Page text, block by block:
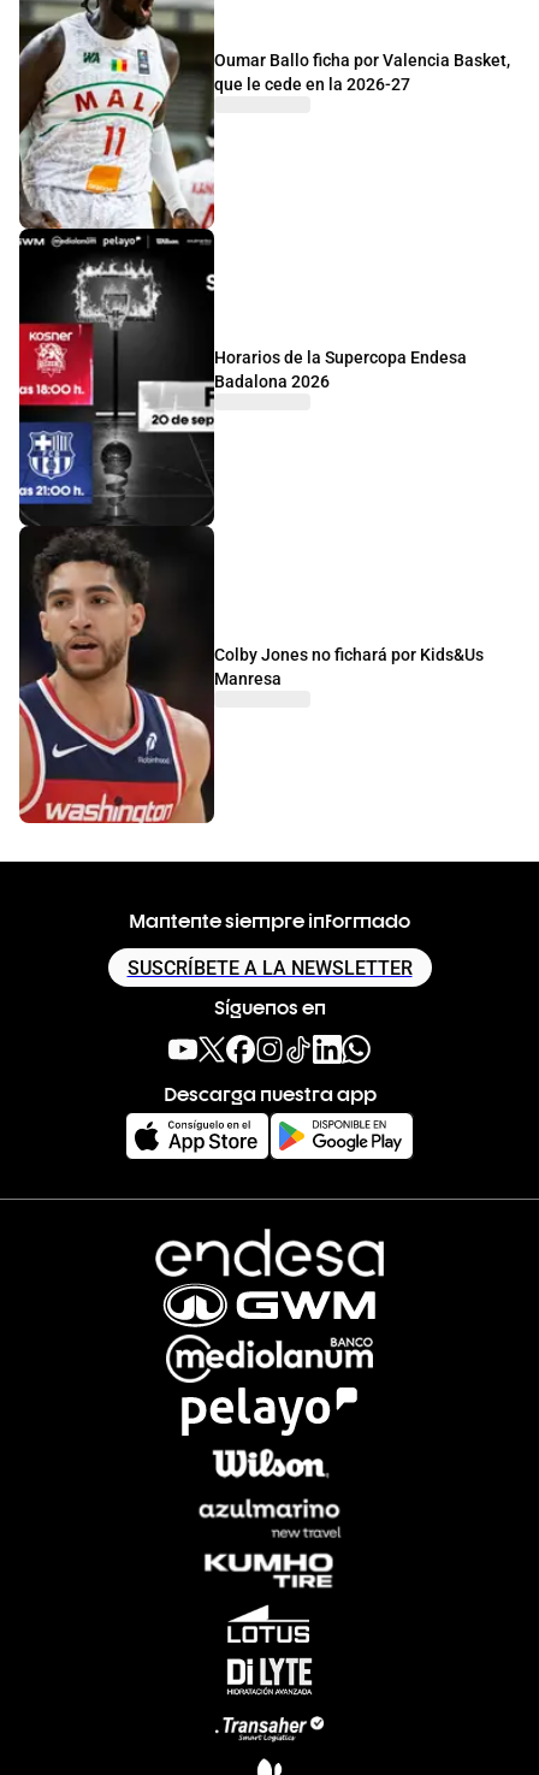
Oumar Ballo ficha por Valencia Basket,
que le cede en la 2026-27
Horarios de la Supercopa Endesa
Badalona 2026
Colby Jones no fichará por Kids&Us
Manresa
Mantente siempre informado
SUSCRÍBETE A LA NEWSLETTER
Síguenos en
Descarga nuestra app